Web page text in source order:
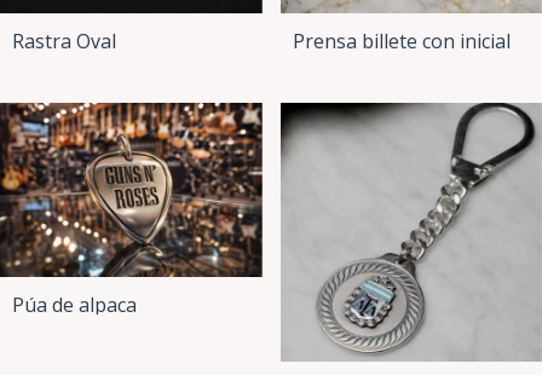
Rastra Oval Prensa billete con inicial
Púa de alpaca